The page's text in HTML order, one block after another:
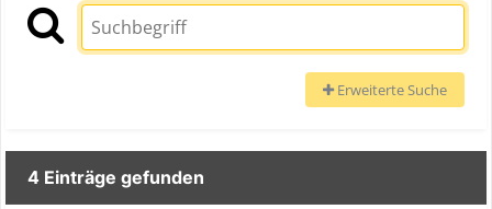
Erweiterte Suche
4 Einträge gefunden